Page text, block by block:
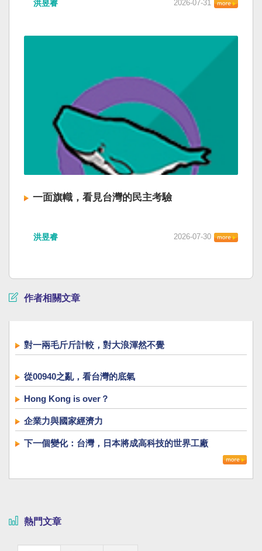
洪昱睿 2026-07-31
一面旗幟，看見台灣的民主考驗
洪昱睿 2026-07-30
作者相關文章
對一兩毛斤斤計較，對大浪渾然不覺
從00940之亂，看台灣的底氣
Hong Kong is over？
企業力與國家經濟力
下一個變化：台灣，日本將成高科技的世界工廠
熱門文章